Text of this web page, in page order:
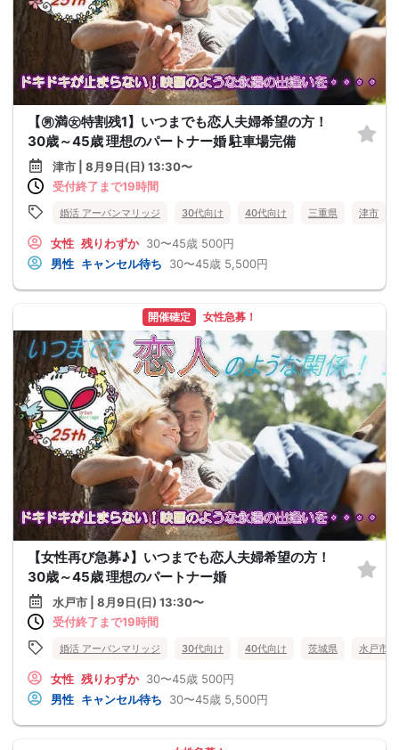
【㊚満㊛特割残1】いつまでも恋人夫婦希望の方！
30歳～45歳 理想のパートナー婚 駐車場完備
津市 | 8月9日(日) 13:30〜
受付終了まで19時間
婚活 アーバンマリッジ 30代向け 40代向け 三重県 津市
女性 残りわずか 30〜45歳 500円
男性 キャンセル待ち 30〜45歳 5,500円
開催確定 女性急募！
【女性再び急募♪】いつまでも恋人夫婦希望の方！
30歳～45歳 理想のパートナー婚
水戸市 | 8月9日(日) 13:30〜
受付終了まで19時間
婚活 アーバンマリッジ 30代向け 40代向け 茨城県 水戸市
女性 残りわずか 30〜45歳 500円
男性 キャンセル待ち 30〜45歳 5,500円